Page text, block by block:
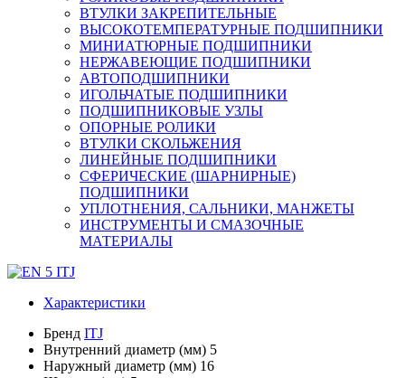
ВТУЛКИ ЗАКРЕПИТЕЛЬНЫЕ
ВЫСОКОТЕМПЕРАТУРНЫЕ ПОДШИПНИКИ
МИНИАТЮРНЫЕ ПОДШИПНИКИ
НЕРЖАВЕЮЩИЕ ПОДШИПНИКИ
АВТОПОДШИПНИКИ
ИГОЛЬЧАТЫЕ ПОДШИПНИКИ
ПОДШИПНИКОВЫЕ УЗЛЫ
ОПОРНЫЕ РОЛИКИ
ВТУЛКИ СКОЛЬЖЕНИЯ
ЛИНЕЙНЫЕ ПОДШИПНИКИ
СФЕРИЧЕСКИЕ (ШАРНИРНЫЕ)
ПОДШИПНИКИ
УПЛОТНЕНИЯ, САЛЬНИКИ, МАНЖЕТЫ
ИНСТРУМЕНТЫ И СМАЗОЧНЫЕ
МАТЕРИАЛЫ
Характеристики
Бренд ITJ
Внутренний диаметр (мм) 5
Наружный диаметр (мм) 16